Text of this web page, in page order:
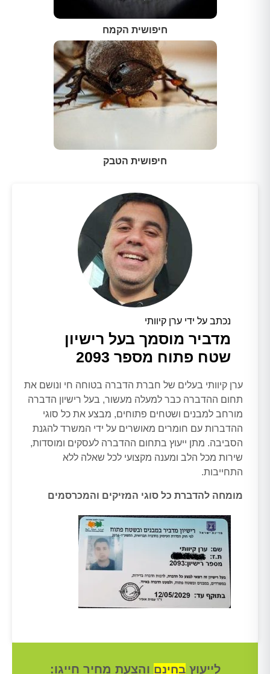
חיפושית הקמח
חיפושית הטבק
נכתב על ידי ערן קיוותי
מדביר מוסמך בעל רישיון
שטח פתוח מספר 2093
ערן קיוותי בעלים של חברת הדברה בטוחה חי ונושם את
תחום ההדברה כבר למעלה מעשור, בעל רישיון הדברה
מורחב למבנים ושטחים פתוחים, מבצע את כל סוגי
ההדברות עם חומרים מאושרים על ידי המשרד להגנת
הסביבה. מתן ייעוץ בתחום ההדברה לעסקים ומוסדות,
שירות מכל הלב ומענה מקצועי לכל שאלה ללא
התחייבות.
מומחה להדברת כל סוגי המזיקים והמכרסמים
לייעוץבחינם והצעת מחיר חייגו: